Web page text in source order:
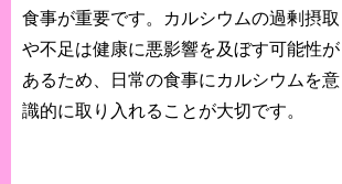
食事が重要です。カルシウムの過剰摂取
や不足は健康に悪影響を及ぼす可能性が
あるため、日常の食事にカルシウムを意
識的に取り入れることが大切です。